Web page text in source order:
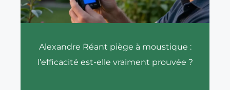
Alexandre Réant piège à moustique :
l’efficacité est-elle vraiment prouvée ?